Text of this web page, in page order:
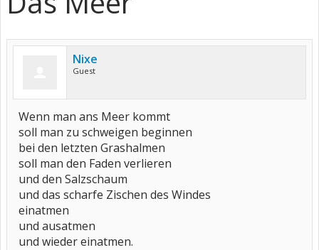
Nixe
Guest
Wenn man ans Meer kommt
soll man zu schweigen beginnen
bei den letzten Grashalmen
soll man den Faden verlieren
und den Salzschaum
und das scharfe Zischen des Windes
einatmen
und ausatmen
und wieder einatmen.